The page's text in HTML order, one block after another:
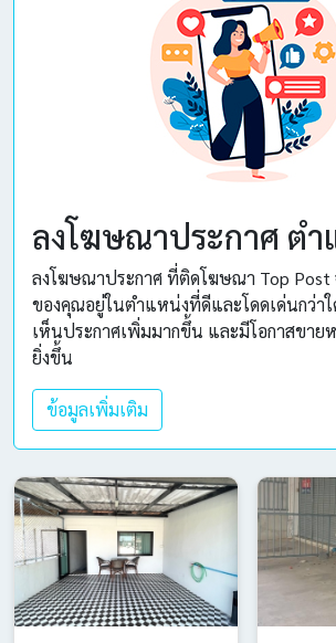
ลงโฆษณาประกาศ ต
ลงโฆษณาประกาศ ที่ติดโฆษณา Top Post
ของคุณอยู่ในตำแหน่งที่ดีและโดดเด่นกว่า
เห็นประกาศเพิ่มมากขึ้น และมีโอกาสขาย
ยิ่งขึ้น
ข้อมูลเพิ่มเติม